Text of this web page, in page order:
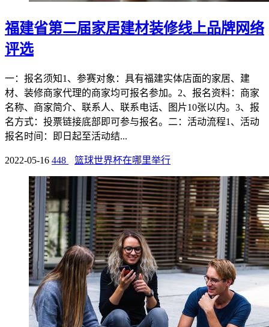
福建省第二届家居建材装修线上品牌网络
评选
一：报名须知1、参赛对象：具有福建实体店面的家居、建
材、装修商家代理的商家均可报名参加。2、报名资料：商家
名称、商家简介、联系人、联系电话、图片10张以内。3、报
名方式：投票链接底部即可参与报名。二：活动流程1、活动
报名时间：即日起至活动结...
2022-05-16 448 篮球世界杯在哪里举行